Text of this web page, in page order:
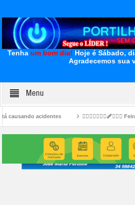
Tenha um bom dia! Hoje é Sábado,
Agradecemos sua
Menu
👉🏻🐮⛺🚧👎🏻🩹🤔🐄⛺ Feira do
e o bambu gemeu 👀🚔🚨😱🚑🚒😂
da Fecomércio MG para a gestão 2026/2030.